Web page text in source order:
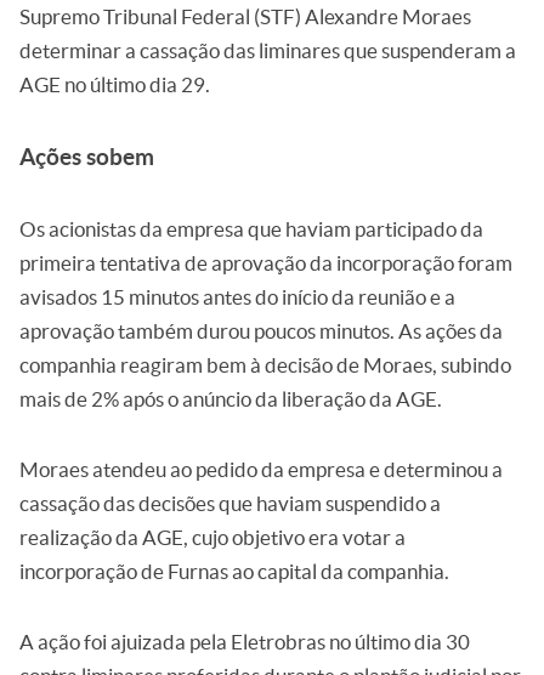
Supremo Tribunal Federal (STF) Alexandre Moraes
determinar a cassação das liminares que suspenderam a
AGE no último dia 29.
Ações sobem
Os acionistas da empresa que haviam participado da
primeira tentativa de aprovação da incorporação foram
avisados 15 minutos antes do início da reunião e a
aprovação também durou poucos minutos. As ações da
companhia reagiram bem à decisão de Moraes, subindo
mais de 2% após o anúncio da liberação da AGE.
Moraes atendeu ao pedido da empresa e determinou a
cassação das decisões que haviam suspendido a
realização da AGE, cujo objetivo era votar a
incorporação de Furnas ao capital da companhia.
A ação foi ajuizada pela Eletrobras no último dia 30